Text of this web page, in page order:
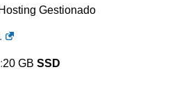
Hosting Gestionado
20 GB SSD